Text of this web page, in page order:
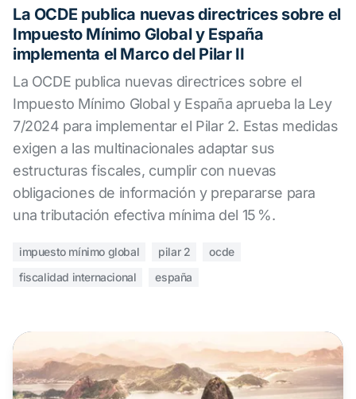
La OCDE publica nuevas directrices sobre el
Impuesto Mínimo Global y España
implementa el Marco del Pilar II
La OCDE publica nuevas directrices sobre el
Impuesto Mínimo Global y España aprueba la Ley
7/2024 para implementar el Pilar 2. Estas medidas
exigen a las multinacionales adaptar sus
estructuras fiscales, cumplir con nuevas
obligaciones de información y prepararse para
una tributación efectiva mínima del 15 %.
impuesto mínimo global pilar 2
ocde
fiscalidad internacional
españa